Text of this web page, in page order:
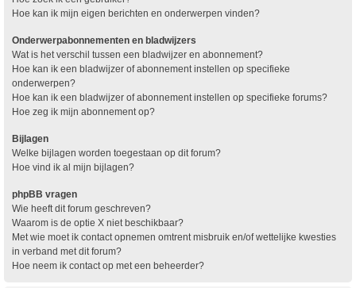
Hoe kan ik mijn eigen berichten en onderwerpen vinden?
Onderwerpabonnementen en bladwijzers
Wat is het verschil tussen een bladwijzer en abonnement?
Hoe kan ik een bladwijzer of abonnement instellen op specifieke
onderwerpen?
Hoe kan ik een bladwijzer of abonnement instellen op specifieke forums?
Hoe zeg ik mijn abonnement op?
Bijlagen
Welke bijlagen worden toegestaan op dit forum?
Hoe vind ik al mijn bijlagen?
phpBB vragen
Wie heeft dit forum geschreven?
Waarom is de optie X niet beschikbaar?
Met wie moet ik contact opnemen omtrent misbruik en/of wettelijke kwesties
in verband met dit forum?
Hoe neem ik contact op met een beheerder?